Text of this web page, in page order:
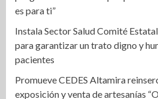
es para ti”
Instala Sector Salud Comité
para garantizar un trato digno y
pacientes
Promueve CEDES Altamira
exposición y venta de artesanías